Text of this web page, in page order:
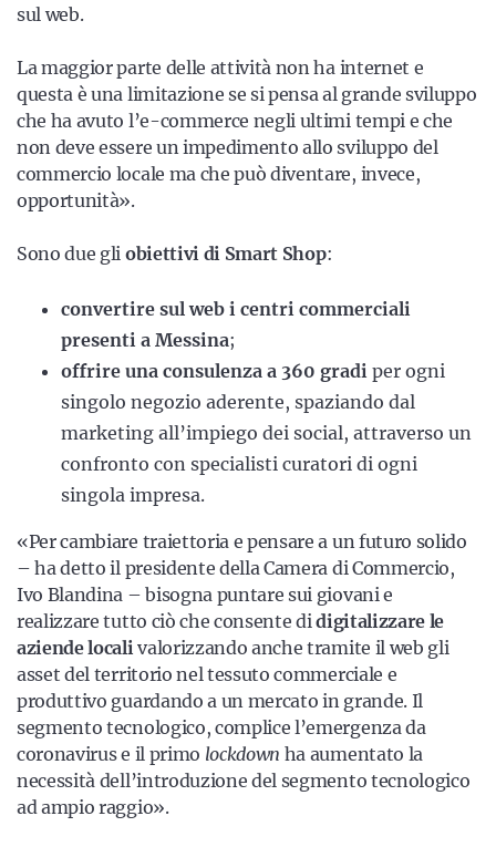
sul web.
La maggior parte delle attività non ha internet e
questa è una limitazione se si pensa al grande sviluppo
che ha avuto l’e-commerce negli ultimi tempi e che
non deve essere un impedimento allo sviluppo del
commercio locale ma che può diventare, invece,
opportunità».
Sono due gli obiettivi di Smart Shop:
convertire sul web i centri commerciali
presenti a Messina;
offrire una consulenza a 360 gradi per ogni
singolo negozio aderente, spaziando dal
marketing all’impiego dei social, attraverso un
confronto con specialisti curatori di ogni
singola impresa.
«Per cambiare traiettoria e pensare a un futuro solido
– ha detto il presidente della Camera di Commercio,
Ivo Blandina – bisogna puntare sui giovani e
realizzare tutto ciò che consente didigitalizzare le
aziende locali valorizzando anche tramite il web gli
asset del territorio nel tessuto commerciale e
produttivo guardando a un mercato in grande. Il
segmento tecnologico, complice l’emergenza da
coronavirus e il primo lockdown ha aumentato la
necessità dell’introduzione del segmento tecnologico
ad ampio raggio».